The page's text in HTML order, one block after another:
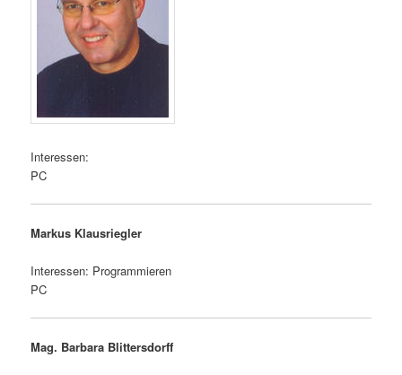
Interessen:
PC
Markus Klausriegler
Interessen: Programmieren
PC
Mag. Barbara Blittersdorff